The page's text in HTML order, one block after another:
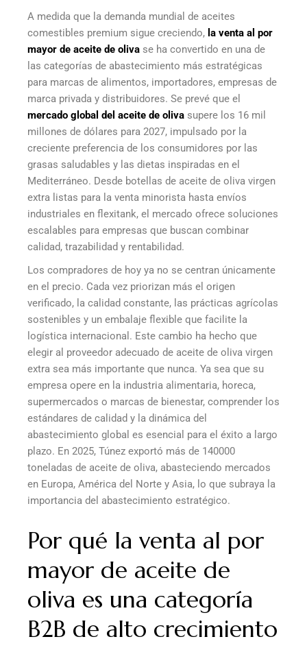
A medida que la demanda mundial de aceites
comestibles premium sigue creciendo, la venta al por
mayor de aceite de oliva se ha convertido en una de
las categorías de abastecimiento más estratégicas
para marcas de alimentos, importadores, empresas de
marca privada y distribuidores. Se prevé que el
mercado global del aceite de oliva supere los 16 mil
millones de dólares para 2027, impulsado por la
creciente preferencia de los consumidores por las
grasas saludables y las dietas inspiradas en el
Mediterráneo. Desde botellas de aceite de oliva virgen
extra listas para la venta minorista hasta envíos
industriales en flexitank, el mercado ofrece soluciones
escalables para empresas que buscan combinar
calidad, trazabilidad y rentabilidad.
Los compradores de hoy ya no se centran únicamente
en el precio. Cada vez priorizan más el origen
verificado, la calidad constante, las prácticas agrícolas
sostenibles y un embalaje flexible que facilite la
logística internacional. Este cambio ha hecho que
elegir al proveedor adecuado de aceite de oliva virgen
extra sea más importante que nunca. Ya sea que su
empresa opere en la industria alimentaria, horeca,
supermercados o marcas de bienestar, comprender los
estándares de calidad y la dinámica del
abastecimiento global es esencial para el éxito a largo
plazo. En 2025, Túnez exportó más de 140000
toneladas de aceite de oliva, abasteciendo mercados
en Europa, América del Norte y Asia, lo que subraya la
importancia del abastecimiento estratégico.
Por qué la venta al por
mayor de aceite de
oliva es una categoría
B2B de alto crecimiento